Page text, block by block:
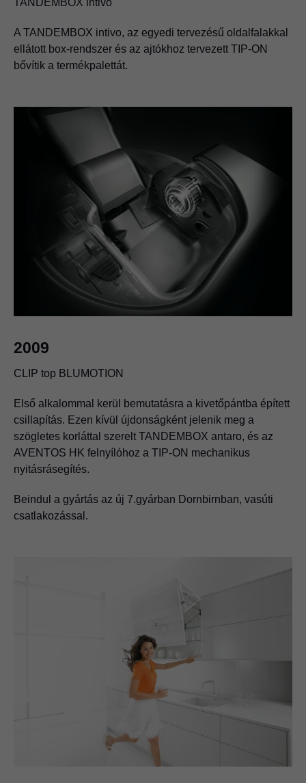
1991
Aranyérem szakmai világbajnokságon.
Blum szakmunkástanulói első alkalommal lesznek a
A Blum első vasalatgyártóként megkapja az ISO 9001
minősítési tanúsítványt.
Blum Lengyelország alapítása
Lengyelországban további telephelyet hozunk létre.
TANDEMBOX box-rendszer
TANDEMBOX intivo
A TANDEMBOX intivo, az egyedi tervezésű oldalfalakkal
ellátott box-rendszer és az ajtókhoz tervezett TIP-ON
bővítik a termékpalettát.
2009
CLIP top BLUMOTION
Első alkalommal kerül bemutatásra a kivetőpántba épített
csillapítás. Ezen kívül újdonságként jelenik meg a
szögletes korláttal szerelt TANDEMBOX antaro, és az
AVENTOS HK felnyílóhoz a TIP-ON mechanikus
nyitásrásegítés.
Beindul a gyártás az új 7.gyárban Dornbirnban, vasúti
csatlakozással.